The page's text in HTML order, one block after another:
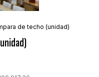
de techo (unidad)